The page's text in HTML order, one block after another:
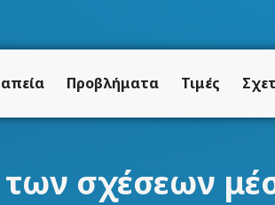
Προβλήματα Τιμές
σχέσεων